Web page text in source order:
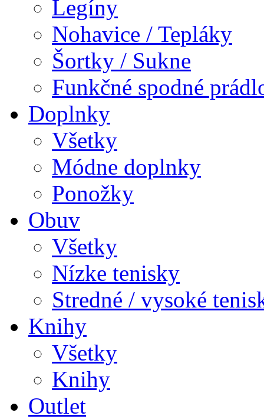
Legíny
Nohavice / Tepláky
Šortky / Sukne
Funkčné spodné
Doplnky
Všetky
Módne doplnky
Ponožky
Obuv
Všetky
Nízke tenisky
Stredné / vysoké
Knihy
Všetky
Knihy
Outlet